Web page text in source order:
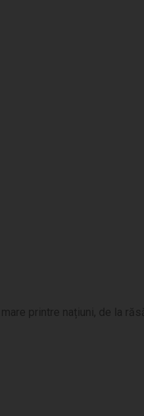
printre națiuni, de la